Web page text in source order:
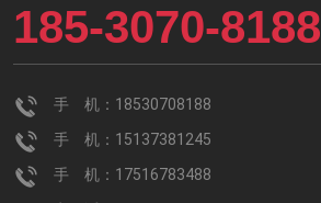
185-3070-8188
手 机：18530708188
手 机：15137381245
手 机：17516783488